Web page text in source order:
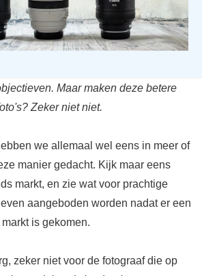
Maar maken deze betere
Zeker niet niet.
we allemaal wel eens in meer of
manier gedacht. Kijk maar eens
markt, en zie wat voor prachtige
aangeboden worden nadat er een
is gekomen.
zeker niet voor de fotograaf die op